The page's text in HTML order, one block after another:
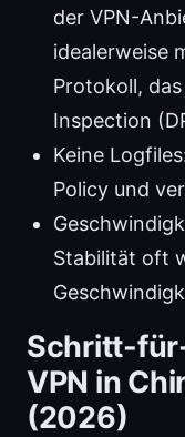
der VPN-
idealerweise
Protokoll,
Inspection
Keine
Policy und
Stabilität oft
Schritt-
VPN in
(2026)